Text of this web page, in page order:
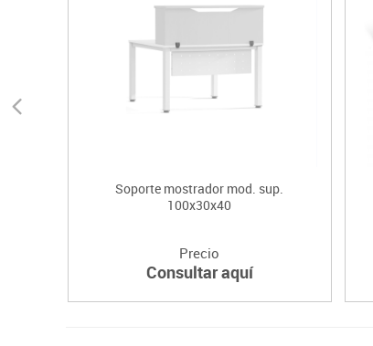
Soporte mostrador mod. sup.
100x30x40
Precio
Consultar aquí